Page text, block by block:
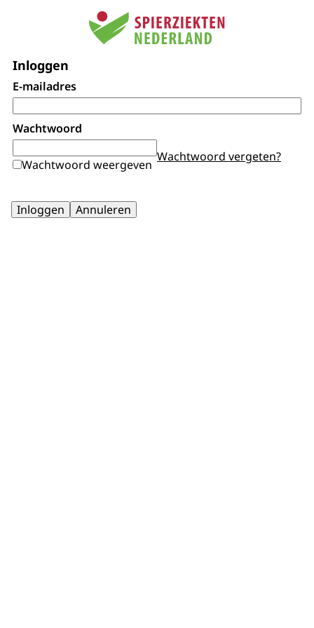
Inloggen
E-mailadres
Wachtwoord
Wachtwoord weergeven
Wachtwoord vergeten?
Inloggen Annuleren